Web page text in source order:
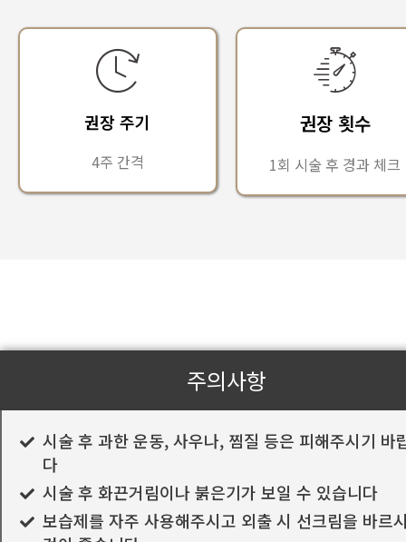
권장 주기
4주 간격
권장 횟수
1회 시술 후 경과 체크
주의사항
시술 후 과한 운동, 사우나, 찜질 등은 피해주시기 바
다
시술 후 화끈거림이나 붉은기가 보일 수 있습니다
보습제를 자주 사용해주시고 외출 시 선크림을 바르